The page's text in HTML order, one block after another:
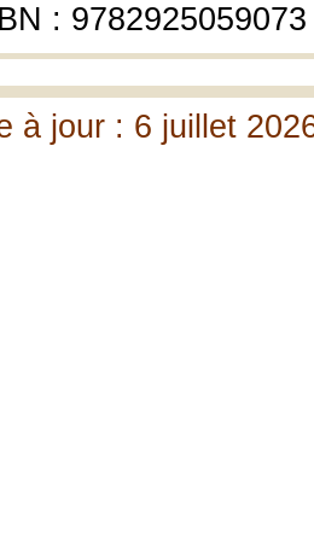
: 9782925059073
à jour : 6 juillet